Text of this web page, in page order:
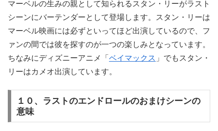
マーベルの生みの親として知られるスタン・リーがラスト
シーンにバーテンダーとして登場します。スタン・リーは
マーベル映画には必ずといってほど出演しているので、フ
ァンの間では彼を探すのが一つの楽しみとなっています。
ちなみにディズニーアニメ「 ベイマックス 」でもスタン・
リーはカメオ出演しています。
１０、ラストのエンドロールのおまけシーンの
意味